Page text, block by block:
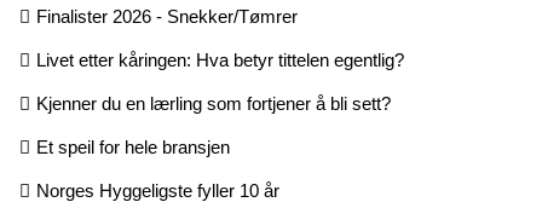
Finalister 2026 - Snekker/Tømrer
Livet etter kåringen: Hva betyr tittelen egentlig?
Kjenner du en lærling som fortjener å bli sett?
Et speil for hele bransjen
Norges Hyggeligste fyller 10 år